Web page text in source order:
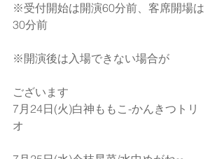
※受付開始は開演60分前、客席開場は
30分前
※開演後は入場できない場合が
ございます
7月24日(火)白神ももこ-かんきつトリ
オ